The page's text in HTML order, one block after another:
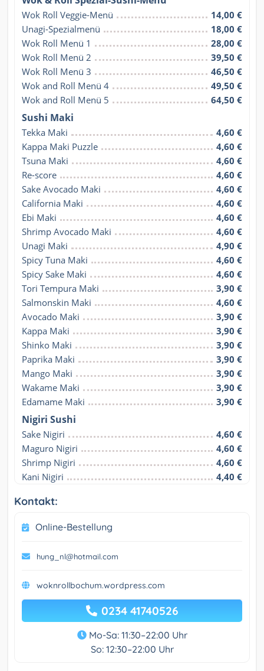
Wok Roll Veggie-Menü
14,00 €
Unagi-Spezialmenü
18,00 €
Wok Roll Menü 1
28,00 €
Wok Roll Menü 2
39,50 €
Wok Roll Menü 3
46,50 €
Wok and Roll Menü 4
49,50 €
Wok and Roll Menü 5
64,50 €
Sushi Maki
Tekka Maki
4,60 €
Kappa Maki Puzzle
4,60 €
Tsuna Maki
4,60 €
Re-score
4,60 €
Sake Avocado Maki
4,60 €
California Maki
4,60 €
Ebi Maki
4,60 €
Shrimp Avocado Maki
4,60 €
Unagi Maki
4,90 €
Spicy Tuna Maki
4,60 €
Spicy Sake Maki
4,60 €
Tori Tempura Maki
3,90 €
Salmonskin Maki
4,60 €
Avocado Maki
3,90 €
Kappa Maki
3,90 €
Shinko Maki
3,90 €
Paprika Maki
3,90 €
Mango Maki
3,90 €
Wakame Maki
3,90 €
Edamame Maki
3,90 €
Nigiri Sushi
Sake Nigiri
4,60 €
Maguro Nigiri
4,60 €
Shrimp Nigiri
4,60 €
Kani Nigiri
4,40 €
Kontakt:
Online-Bestellung
hung_nl@hotmail.com
woknrollbochum.wordpress.com
0234 41740526
Mo-Sa: 11:30–22:00 Uhr
So: 12:30–22:00 Uhr